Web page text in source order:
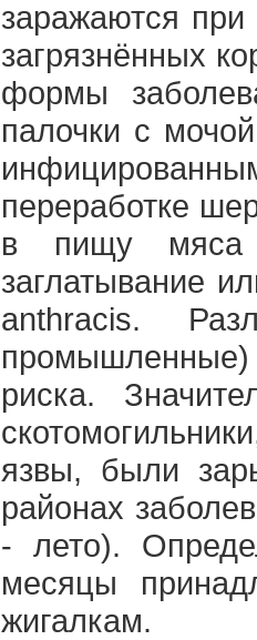
заражаются
загрязнённых
формы
палочки с
переработке
в пищу мяса
заглатывание
anthracis.
промышленные)
риска.
язвы, были
районах
- лето).
месяцы
жигалкам.